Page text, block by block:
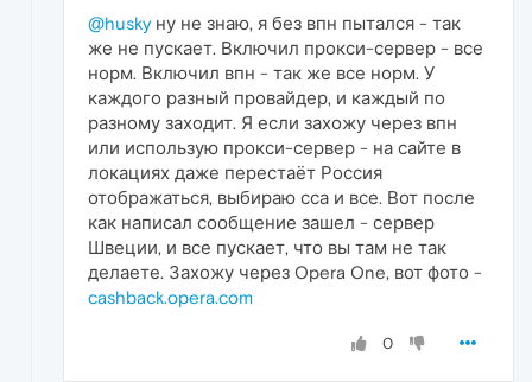
@huskyну не знаю, я без впн пытался - так
же не пускает. Включил прокси-сервер - все
норм. Включил впн - так же все норм. У
каждого разный провайдер, и каждый по
разному заходит. Я если захожу через впн
или использую прокси-сервер - на сайте в
локациях даже перестаёт Россия
отображаться, выбираю сса и все. Вот после
как написал сообщение зашел - сервер
Швеции, и все пускает, что вы там не так
делаете. Захожу через Opera One, вот фото -
cashback.opera.com
0